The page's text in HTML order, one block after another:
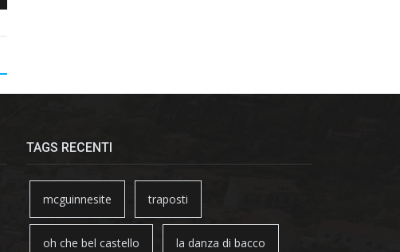
TAGS RECENTI
mcguinnesite traposti
oh che bel castello la danza di bacco